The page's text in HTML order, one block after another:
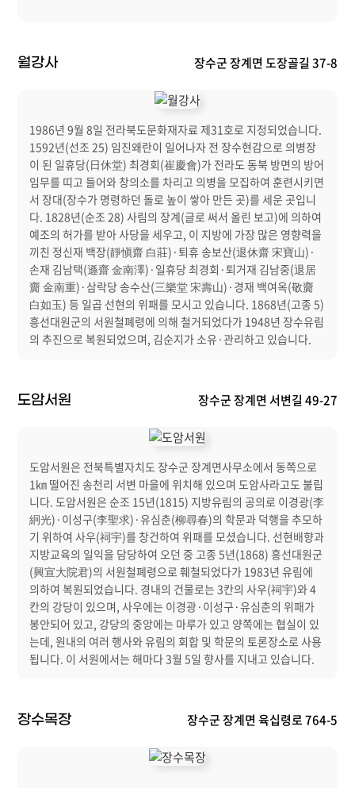
월강사 장수군 장계면 도장골길 37-8
1986년 9월 8일 전라북도문화재자료 제31호로 지정되었습니다.
1592년(선조 25) 임진왜란이 일어나자 전 장수현감으로 의병장
이 된 일휴당(日休堂) 최경회(崔慶會)가 전라도 동북 방면의 방어
임무를 띠고 들어와 창의소를 차리고 의병을 모집하여 훈련시키면
서 장대(장수가 명령하던 돌로 높이 쌓아 만든 곳)를 세운 곳입니
다. 1828년(순조 28) 사림의 장계(글로 써서 올린 보고)에 의하여
예조의 허가를 받아 사당을 세우고, 이 지방에 가장 많은 영향력을
끼친 정신재 백장(靜愼齋 白莊)·퇴휴 송보산(退休齋 宋寶山)·
손재 김남택(遜齋 金南澤)·일휴당 최경회·퇴거재 김남중(退居
齎 金南重)·삼락당 송수산(三樂堂 宋壽山)·경재 백여옥(敬齎
白如玉) 등 일곱 선현의 위패를 모시고 있습니다. 1868년(고종 5)
흥선대원군의 서원철폐령에 의해 철거되었다가 1948년 장수유림
의 추진으로 복원되었으며, 김순지가 소유·관리하고 있습니다.
도암서원 장수군 장계면 서변길 49-27
도암서원은 전북특별자치도 장수군 장계면사무소에서 동쪽으로
1㎞ 떨어진 송천리 서변 마을에 위치해 있으며 도암사라고도 불립
니다. 도암서원은 순조 15년(1815) 지방유림의 공의로 이경광(李
絅光)·이성구(李聖求)·유심춘(柳尋春)의 학문과 덕행을 추모하
기 위하여 사우(祠宇)를 창건하여 위패를 모셨습니다. 선현배향과
지방교육의 일익을 담당하여 오던 중 고종 5년(1868) 흥선대원군
(興宣大院君)의 서원철폐령으로 훼철되었다가 1983년 유림에
의하여 복원되었습니다. 경내의 건물로는 3칸의 사우(祠宇)와 4
칸의 강당이 있으며, 사우에는 이경광·이성구·유심춘의 위패가
봉안되어 있고, 강당의 중앙에는 마루가 있고 양쪽에는 협실이 있
는데, 원내의 여러 행사와 유림의 회합 및 학문의 토론장소로 사용
됩니다. 이 서원에서는 해마다 3월 5일 향사를 지내고 있습니다.
장수목장 장수군 장계면 육십령로 764-5